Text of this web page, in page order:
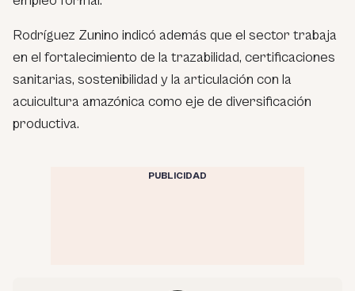
Rodríguez Zunino indicó además que el sector trabaja
en el fortalecimiento de la trazabilidad, certificaciones
sanitarias, sostenibilidad y la articulación con la
acuicultura amazónica como eje de diversificación
productiva.
PUBLICIDAD